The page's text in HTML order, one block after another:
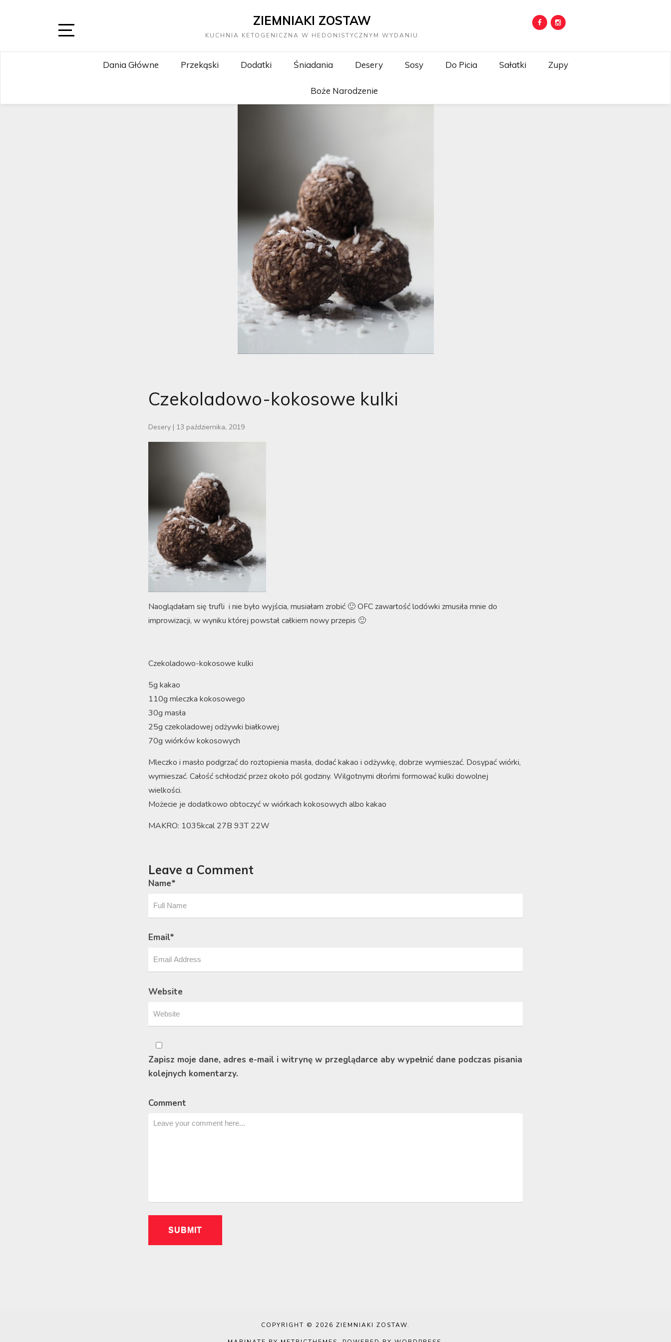
ZIEMNIAKI ZOSTAW
KUCHNIA KETOGENICZNA W HEDONISTYCZNYM WYDANIU
Dania Główne Przekąski Dodatki Śniadania Desery Sosy Do Picia Sałatki Zupy
Boże Narodzenie
Czekoladowo-kokosowe kulki
Desery | 13 października, 2019
Naoglądałam się trufli i nie było wyjścia, musiałam zrobić 🙂 OFC zawartość lodówki zmusiła mnie do
improwizacji, w wyniku której powstał całkiem nowy przepis 🙂
Czekoladowo-kokosowe kulki
5g kakao
110g mleczka kokosowego
30g masła
25g czekoladowej odżywki białkowej
70g wiórków kokosowych
Mleczko i masło podgrzać do roztopienia masła, dodać kakao i odżywkę, dobrze wymieszać. Dosypać wiórki,
wymieszać. Całość schłodzić przez około pól godziny. Wilgotnymi dłońmi formować kulki dowolnej
wielkości.
Możecie je dodatkowo obtoczyć w wiórkach kokosowych albo kakao
MAKRO: 1035kcal 27B 93T 22W
Leave a Comment
Name*
Email*
Website
Zapisz moje dane, adres e-mail i witrynę w przeglądarce aby wypełnić dane podczas pisania
kolejnych komentarzy.
Comment
COPYRIGHT © 2026 ZIEMNIAKI ZOSTAW.